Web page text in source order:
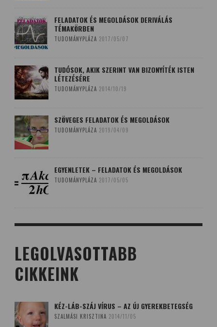
FELADATOK ÉS MEGOLDÁSOK DERIVÁLÁS
TÉMAKÖRBEN
TUDOMÁNYPLÁZA 2017/05/07
TUDÓSOK, AKIK SZERINT VAN BIZONYÍTÉK ISTEN
LÉTEZÉSÉRE
TUDOMÁNYPLÁZA 2014/10/19
SZÖVEGES FELADATOK ÉS MEGOLDÁSOK
TUDOMÁNYPLÁZA 2019/04/09
EGYENLETEK – FELADATOK ÉS MEGOLDÁSOK
TUDOMÁNYPLÁZA 2017/05/05
LEGOLVASOTTABB
CIKKEINK
KÉZ-LÁB-SZÁJ VÍRUS – AZ ÚJ GYEREKBETEGSÉG
SZALMÁSI KRISZTINA 2014/11/05